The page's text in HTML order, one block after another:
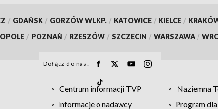
/ GDAŃSK / GORZÓW WLKP. / KATOWICE / KIELCE /
OPOLE / POZNAŃ / RZESZÓW / SZCZECIN / WARSZAWA /
Dołącz do nas:
Centrum informacji TVP Naziemna
Informacje o nadawcy
Program